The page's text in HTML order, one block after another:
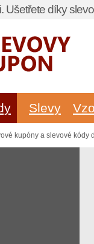
Ušetřete díky
Slevy
kupóny a slevové kódy